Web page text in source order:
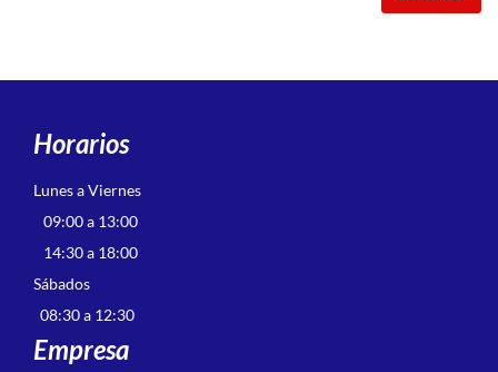
Horarios
Lunes a Viernes
09:00 a 13:00
14:30 a 18:00
Sábados
08:30 a 12:30
Empresa